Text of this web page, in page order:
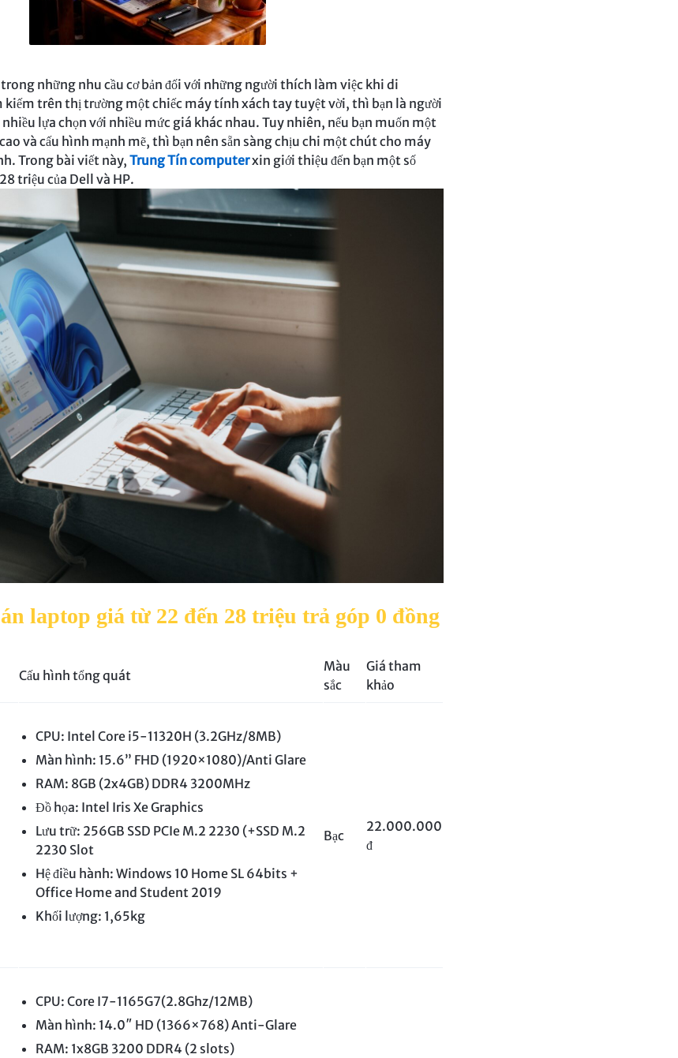
những nhu cầu cơ bản đối với những người thích làm việc khi di
kiếm trên thị trường một chiếc máy tính xách tay tuyệt vời, thì bạn là người
lựa chọn với nhiều mức giá khác nhau. Tuy nhiên, nếu bạn muốn một
và cấu hình mạnh mẽ, thì bạn nên sẵn sàng chịu chi một chút cho máy
Trong bài viết này, Trung Tín computerxin giới thiệu đến bạn một số
triệu của Dell và HP.
laptop giá từ 22 đến 28 triệu trả góp 0 đồng
Cấu hình tổng quát
Màu
sắc
Giá tham
khảo
CPU: Intel Core i5-11320H (3.2GHz/8MB)
Màn hình: 15.6” FHD (1920×1080)/Anti Glare
RAM: 8GB (2x4GB) DDR4 3200MHz
Đồ họa: Intel Iris Xe Graphics
Lưu trữ: 256GB SSD PCIe M.2 2230 (+SSD M.2
2230 Slot
Hệ điều hành: Windows 10 Home SL 64bits +
Office Home and Student 2019
Khối lượng: 1,65kg
Bạc
22.000.000
đ
CPU: Core I7-1165G7(2.8Ghz/12MB)
Màn hình: 14.0″ HD (1366×768) Anti-Glare
RAM: 1x8GB 3200 DDR4 (2 slots)